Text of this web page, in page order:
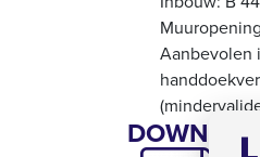
Aanbevolen